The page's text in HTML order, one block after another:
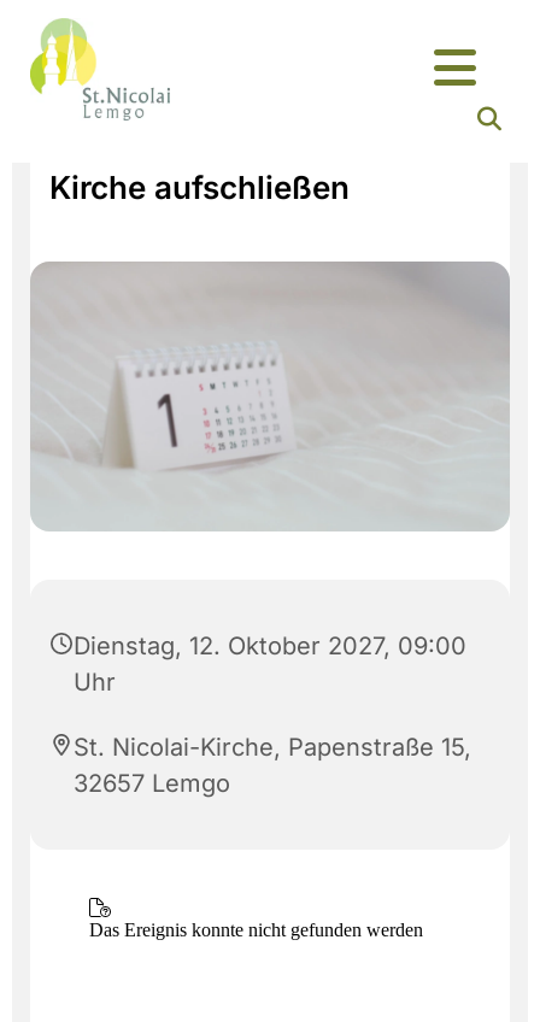
Kirche aufschließen
Dienstag, 12. Oktober 2027, 09:00
Uhr
St. Nicolai-Kirche, Papenstraße 15,
32657 Lemgo